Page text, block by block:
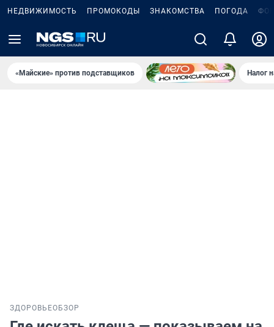
НЕДВИЖИМОСТЬ ПРОМОКОДЫ ЗНАКОМСТВА ПОГОДА
«Майские» против подставщиков Налог
ЗДОРОВЬЕОБЗОР